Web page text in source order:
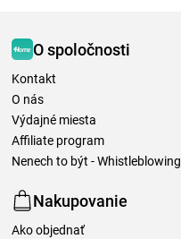
O spoločnosti
Kontakt
O nás
Výdajné miesta
Affiliate program
Nenech to být - Whistleblowing
Nakupovanie
Ako objednať